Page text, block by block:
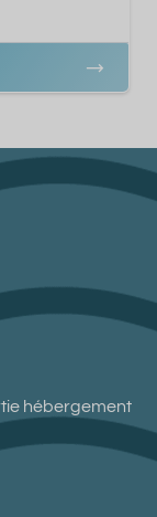
hébergement